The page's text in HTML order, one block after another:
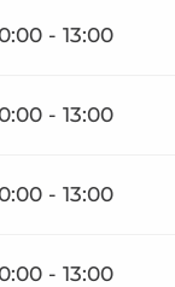
- 13:00
- 13:00
- 13:00
- 13:00